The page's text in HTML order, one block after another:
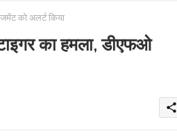
को अलर्ट किया
का हमला, डीएफओ
share